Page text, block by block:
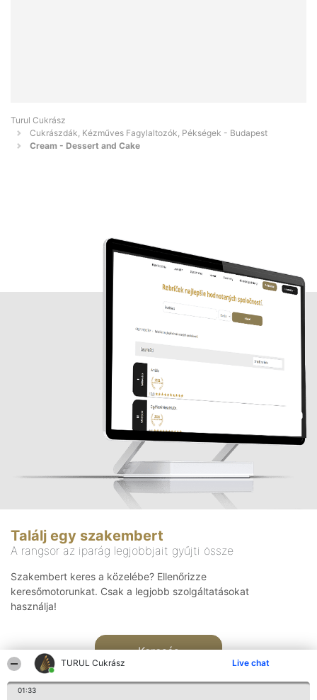
TURUL Cukrász Live chat
01:33
Turul Cukrász
Cukrászdák, Kézműves Fagylaltozók, Pékségek - Budapest
Cream - Dessert and Cake
Találj egy szakembert
A rangsor az iparág legjobbjait gyűjti össze
Szakembert keres a közelébe? Ellenőrizze
keresőmotorunkat. Csak a legjobb szolgáltatásokat
használja!
Keresés